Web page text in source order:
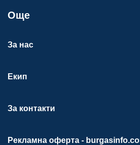
Още
За нас
Екип
За контакти
Рекламна оферта -